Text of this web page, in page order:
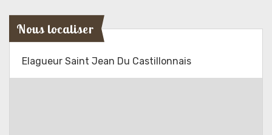
Nous localiser
Elagueur Saint Jean Du Castillonnais